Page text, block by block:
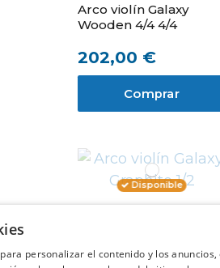
Arco violín Galaxy
Wooden 4/4 4/4
202,00 €
Comprar
Disponible
89,35 €
personalizar el contenido y los